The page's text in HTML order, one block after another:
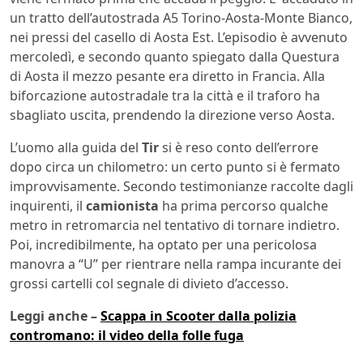
un tratto dell’autostrada A5 Torino-Aosta-Monte Bianco,
nei pressi del casello di Aosta Est. L’episodio è avvenuto
mercoledì, e secondo quanto spiegato dalla Questura
di Aosta il mezzo pesante era diretto in Francia. Alla
biforcazione autostradale tra la città e il traforo ha
sbagliato uscita, prendendo la direzione verso Aosta.
L’uomo alla guida del Tirsi è reso conto dell’errore
dopo circa un chilometro: un certo punto si è fermato
improvvisamente. Secondo testimonianze raccolte dagli
inquirenti, il camionista ha prima percorso qualche
metro in retromarcia nel tentativo di tornare indietro.
Poi, incredibilmente, ha optato per una pericolosa
manovra a “U” per rientrare nella rampa incurante dei
grossi cartelli col segnale di divieto d’accesso.
Leggi anche –Scappa in Scooter dalla polizia
contromano: il video della folle fuga